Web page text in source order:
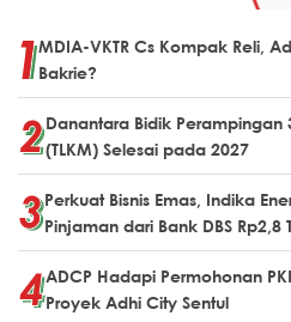
MDIA-VKTR Cs Kompak Reli,
Bakrie?
Danantara Bidik Perampingan
(TLKM) Selesai pada 2027
Perkuat Bisnis Emas, Indika
Pinjaman dari Bank DBS Rp2,8
ADCP Hadapi Permohonan
Proyek Adhi City Sentul